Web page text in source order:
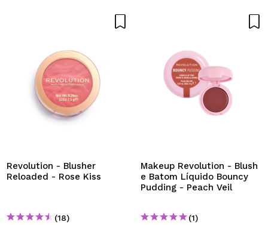
Revolution - Blusher
Reloaded - Rose Kiss
(18)
Makeup Revolution - Blush
e Batom Líquido Bouncy
Pudding - Peach Veil
(1)